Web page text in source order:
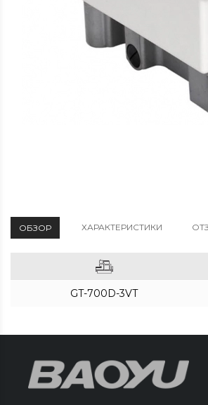
ОБЗОР ХАРАКТЕРИСТИКИ
GT-700D-3VT